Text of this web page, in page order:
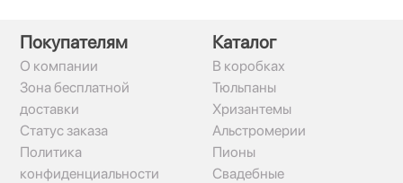
Покупателям
О компании
Зона бесплатной
доставки
Статус заказа
Политика
конфиденциальности
Каталог
В коробках
Тюльпаны
Хризантемы
Альстромерии
Пионы
Свадебные